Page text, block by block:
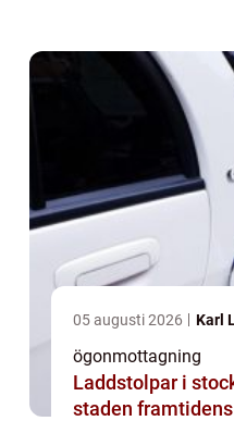
05 augusti 2026 Karl
ögonmottagning
Laddstolpar i stockholm
staden